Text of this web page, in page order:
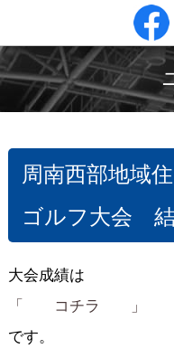
周南西部地域
ゴルフ大会
大会成績は
「 コチラ 」
です。